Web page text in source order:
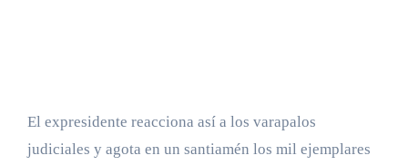
El expresidente reacciona así a los varapalos
judiciales y agota en un santiamén los mil ejemplares